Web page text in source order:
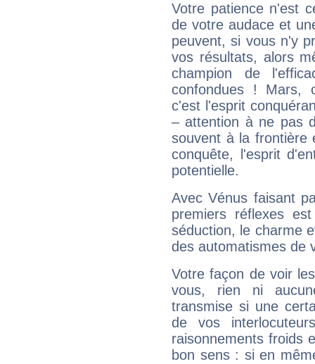
Votre patience n'est
de votre audace et
peuvent, si vous n'y
vos résultats, alors
champion de
confondues ! Mars,
c'est l'esprit
– attention à ne pas
souvent à la frontière
conquête, l'esprit
potentielle.
Avec Vénus faisant
premiers réflexes
séduction, le charme
des automatismes de
Votre façon de voir
vous, rien ni
transmise si une
de vos
raisonnements froids
bon sens : si en